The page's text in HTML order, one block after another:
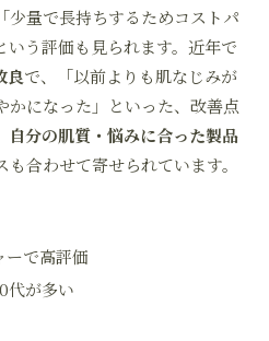
少量で長持ちするためコストパ
いう評価も見られます。近年で
良で、「以前よりも肌なじみが
かになった」といった、改善点
自分の肌質・悩みに合った製品
も合わせて寄せられています。
ーで高評価
代が多い